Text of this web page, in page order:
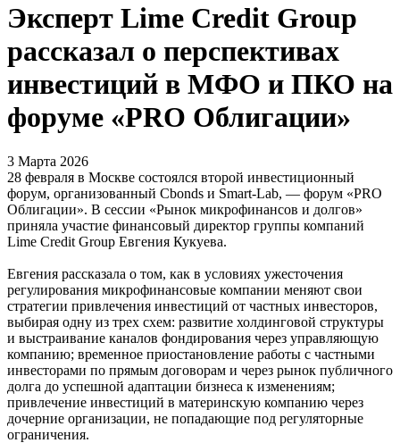
Эксперт Lime Credit Group
рассказал о перспективах
инвестиций в МФО и ПКО на
форуме «PRO Облигации»
3 Марта 2026
28 февраля в Москве состоялся второй инвестиционный
форум, организованный Cbonds и Smart-Lab, — форум «PRO
Облигации». В сессии «Рынок микрофинансов и долгов»
приняла участие финансовый директор группы компаний
Lime Credit Group Евгения Кукуева.
Евгения рассказала о том, как в условиях ужесточения
регулирования микрофинансовые компании меняют свои
стратегии привлечения инвестиций от частных инвесторов,
выбирая одну из трех схем: развитие холдинговой структуры
и выстраивание каналов фондирования через управляющую
компанию; временное приостановление работы с частными
инвесторами по прямым договорам и через рынок публичного
долга до успешной адаптации бизнеса к изменениям;
привлечение инвестиций в материнскую компанию через
дочерние организации, не попадающие под регуляторные
ограничения.